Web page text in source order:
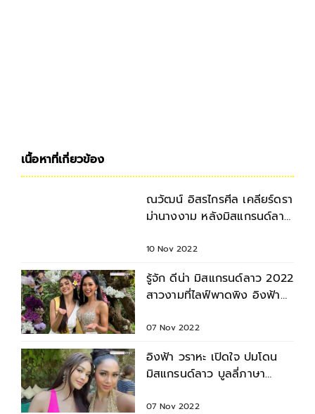
เนื้อหาที่เกี่ยวข้อง
ณวัฒน์ อิสรไกรศีล เคลียร์ดรา
ม่านางงาม หลังมิสแกรนด์ลาว
10 Nov 2022
รู้จัก ดีน่า มิสแกรนด์ลาว 2022
สาวงามที่ไลฟ์พาดพิง อิงฟ้า
07 Nov 2022
อิงฟ้า วราหะ เปิดใจ ปมโดน
มิสแกรนด์ลาว บูลลี่ภาษา
07 Nov 2022